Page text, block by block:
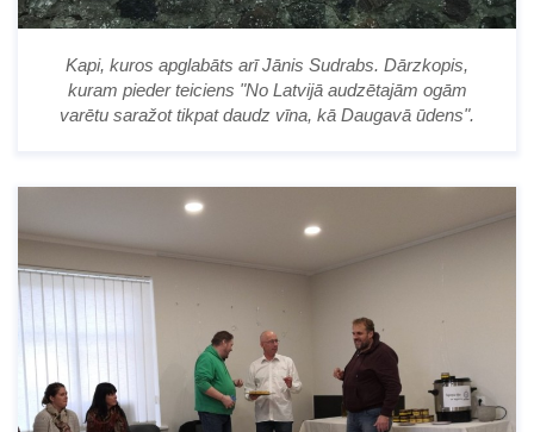
Kapi, kuros apglabāts arī Jānis Sudrabs. Dārzkopis,
kuram pieder teiciens "No Latvijā audzētajām ogām
varētu saražot tikpat daudz vīna, kā Daugavā ūdens".